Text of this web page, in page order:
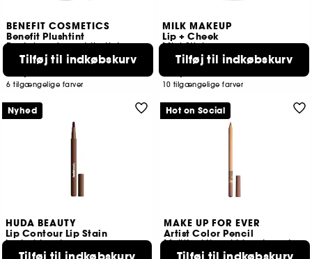
BENEFIT COSMETICS
Benefit Plushtint
Fugtgivende mat lip tint
340
219,00 KR
6 tilgængelige farver
Tilføj til indkøbskurv
MILK MAKEUP
Lip + Cheek
Mini Stick
4242
219,00 KR
10 tilgængelige farver
Tilføj til indkøbskurv
HUDA BEAUTY
Lip Contour Lip Stain
Læbeblyant
555
Nyhed
MAKE UP FOR EVER
Artist Color Pencil
Multifunktionel blyant, mat eller glitrende finish
819
Hot on Social